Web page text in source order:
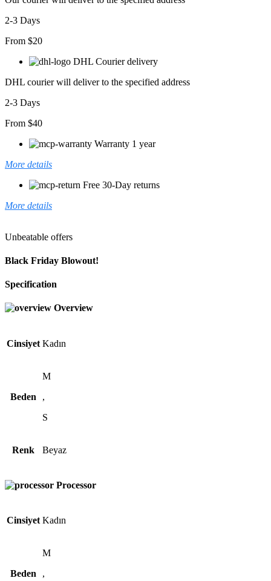
2-3 Days
From $20
DHL Courier delivery
DHL courier will deliver to the specified address
2-3 Days
From $40
Warranty 1 year
More details
Free 30-Day returns
More details
Unbeatable offers
Black Friday Blowout!
Specification
Overview
Cinsiyet Kadın
Beden
M
,
S
Renk Beyaz
Processor
Cinsiyet Kadın
Beden
M
,